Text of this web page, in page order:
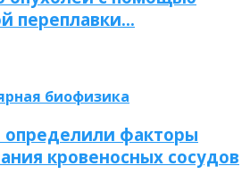
переплавки…
биофизика
факторы
кровеносных сосудов